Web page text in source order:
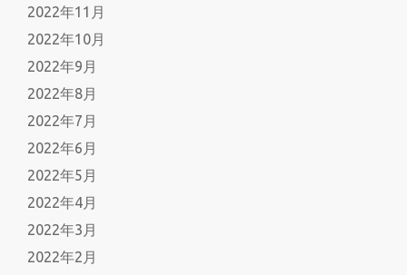
2022年11月
2022年10月
2022年9月
2022年8月
2022年7月
2022年6月
2022年5月
2022年4月
2022年3月
2022年2月